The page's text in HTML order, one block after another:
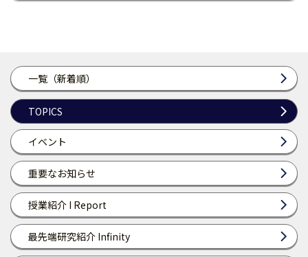
一覧（新着順）
TOPICS
イベント
重要なお知らせ
授業紹介 I Report
最先端研究紹介 Infinity